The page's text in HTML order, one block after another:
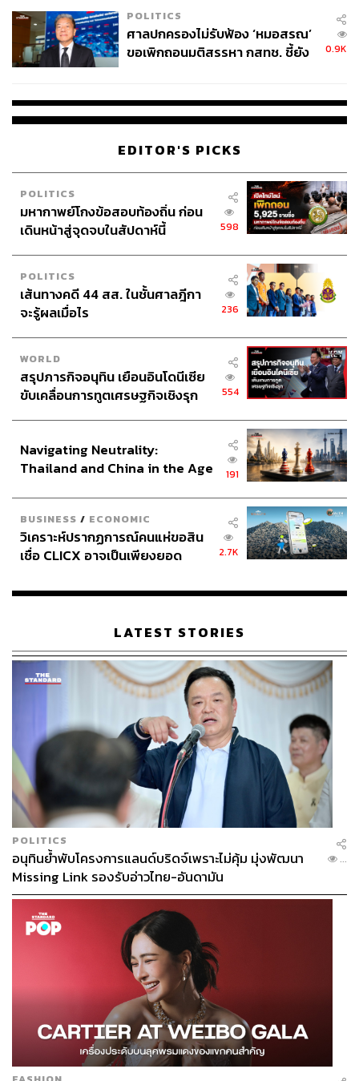
สามารถติดตาม THE STANDARD WEALTH
ผ่านแอปพลิเคชันต่างๆ ที่คุณสะดวกหรือใช้งานอยู่แล้วได้เลย
MSCI China
China
Shutterstock
technology
Bloomberg
318
ABOUT THE AUTHOR
ดร.จิติพล พฤกษาเมธานันท์
Head of Global Investment Strategy,
Finansia Syrus Securities PCL
POLITICS
ศาลปกครองไม่รับฟ้อง ‘หมอสรณ’
ขอเพิกถอนมติสรรหา กสทช. ชี้ยัง
0.9K
EDITOR'S PICKS
POLITICS
มหากาพย์โกงข้อสอบท้องถิ่น ก่อน
เดินหน้าสู่จุดจบในสัปดาห์นี้
598
POLITICS
เส้นทางคดี 44 สส. ในชั้นศาลฎีกา
จะรู้ผลเมื่อไร
236
WORLD
สรุปภารกิจอนุทิน เยือนอินโดนีเซีย
ขับเคลื่อนการทูตเศรษฐกิจเชิงรุก
554
Navigating Neutrality:
Thailand and China in the Age
191
BUSINESS / ECONOMIC
วิเคราะห์ปรากฏการณ์คนแห่ขอสิน
เชื่อ CLICX อาจเป็นเพียงยอด
เรือนไทยที่ถูกซุกไว้
2.7K
LATEST STORIES
POLITICS
อนุทินย้ำพับโครงการแลนด์บริดจ์เพราะไม่คุ้ม มุ่งพัฒนา
Missing Link รองรับอ่าวไทย-อันดามัน
...